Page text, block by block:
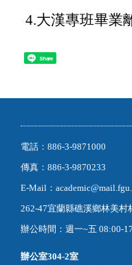
4.大漢專班畢業
Share
電話：886-3-9871000
傳真：886-3-9870233
E-Mail：
262-47宜蘭縣礁溪鄉林美村
辦公時間：週一~五 08:00-
辦公室304-2室